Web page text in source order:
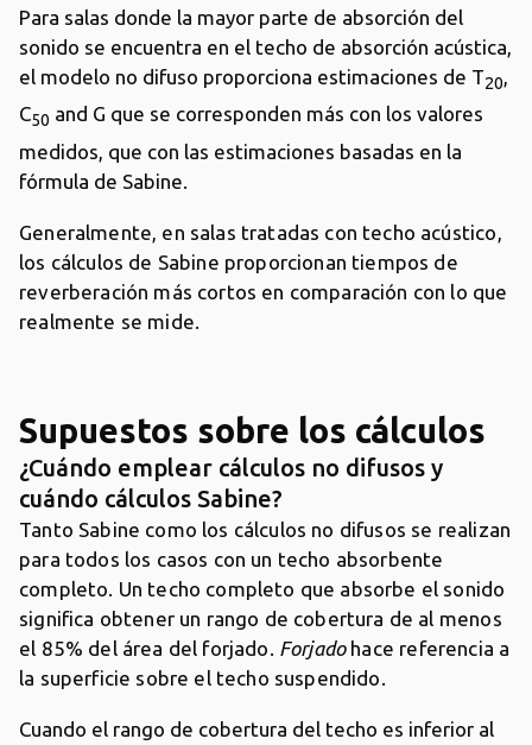
Para salas donde la mayor parte de absorción del
sonido se encuentra en el techo de absorción acústica,
el modelo no difuso proporciona estimaciones de T20,
C50 and G que se corresponden más con los valores
medidos, que con las estimaciones basadas en la
fórmula de Sabine.
Generalmente, en salas tratadas con techo acústico,
los cálculos de Sabine proporcionan tiempos de
reverberación más cortos en comparación con lo que
realmente se mide.
Supuestos sobre los cálculos
¿Cuándo emplear cálculos no difusos y
cuándo cálculos Sabine?
Tanto Sabine como los cálculos no difusos se realizan
para todos los casos con un techo absorbente
completo. Un techo completo que absorbe el sonido
significa obtener un rango de cobertura de al menos
el 85% del área del forjado.
Forjadohace referencia a
la superficie sobre el techo suspendido.
Cuando el rango de cobertura del techo es inferior al